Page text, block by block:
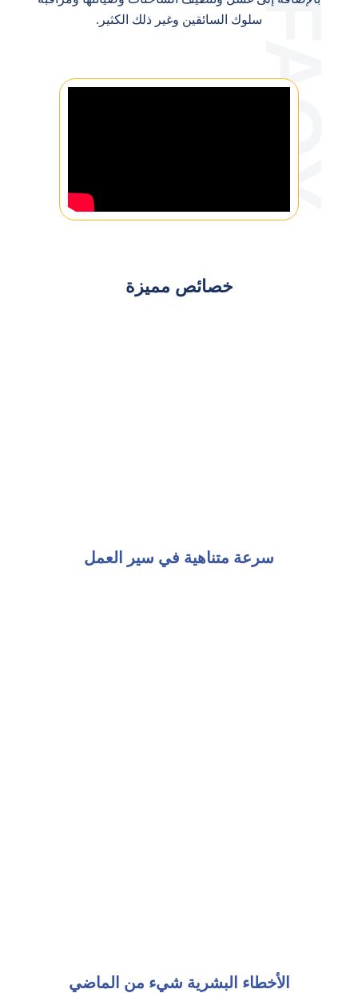
سلوك السائقين وغير ذلك الكثير.
خصائص مميزة
سرعة متناهية في سير العمل
الأخطاء البشرية شيء من الماضي